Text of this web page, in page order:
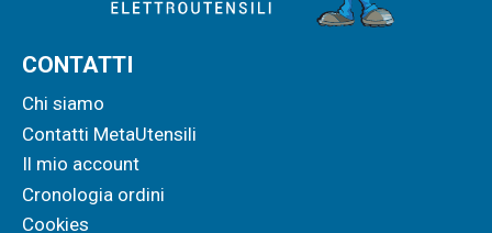
CONTATTI
Chi siamo
Contatti MetaUtensili
Il mio account
Cronologia ordini
Cookies